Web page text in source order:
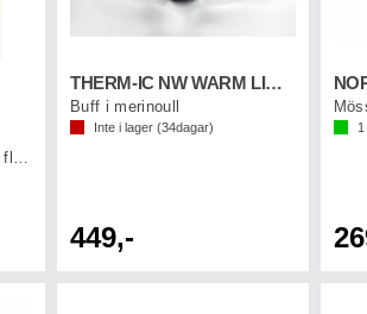
THERM-IC NW WARM LIGHT NATURAL Svart
Buff i merinoull
Inte i lager (34dagar)
449,-
1